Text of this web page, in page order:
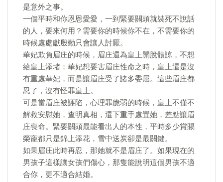
是意外之事。
一個平時和你恩恩愛愛，一到緊要關頭就裝死不說話
的人，要來何用？需要你的時候你不在，不需要你的
時候處處獻殷勤只會讓人討厭。
華妃欺負眉庄的時候，眉庄還為皇上開脫體諒，不想
給皇上添堵；華妃想要害眉庄性命之時，皇上還是沒
有重處華妃，而是讓眉庄受了諸多委屈。這些眉庄都
忍了，沒有怪罪皇上。
可是當眉庄被誣陷，心理罪脆弱的時候，皇上不僅不
解救安慰她，查明真相，還下重手處置她，差點讓眉
庄喪命。緊要關頭最能看出人的本性，平時多少賞賜
榮寵都只是錦上添花，雪中送炭卻是最關鍵。
如果眉庄此時再忍，那她就不是眉庄了。如果現在的
男孩子這樣讓女孩們傷心，那隻能說明這個男孩不適
合你，更不適合結婚。